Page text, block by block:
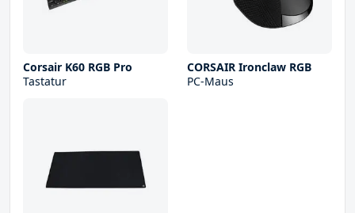
Corsair K60 RGB Pro
Tastatur
CORSAIR Ironclaw RGB
PC-Maus